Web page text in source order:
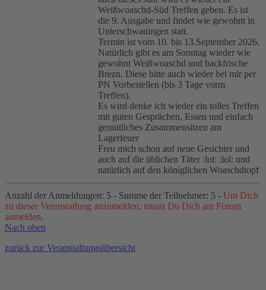
Weißwoaschd-Süd Treffen geben. Es ist
die 9. Ausgabe und findet wie gewohnt in
Unterschwaningen statt.
Termin ist vom 10. bis 13.September 2026.
Natürlich gibt es am Sonntag wieder wie
gewohnt Weißwoaschd und backfrische
Brezn. Diese bitte auch wieder bei mir per
PN Vorbestellen (bis 3 Tage vorm
Treffen).
Es wird denke ich wieder ein tolles Treffen
mit guten Gesprächen, Essen und einfach
gemütliches Zusammensitzen am
Lagerfeuer
Freu mich schon auf neue Gesichter und
auch auf die üblichen Täter :lol: :lol: und
natürlich auf den königlichen Woaschdtopf
Anzahl der Anmeldungen: 5 - Summe der Teilnehmer: 5 - Um Dich
zu dieser Veranstatlung anzumelden, musst Du Dich am Forum
anmelden.
Nach oben
zurück zur Veranstaltungsübersicht